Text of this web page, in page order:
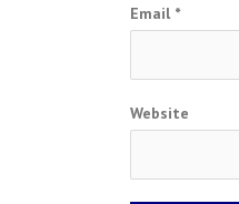
Email *
Website